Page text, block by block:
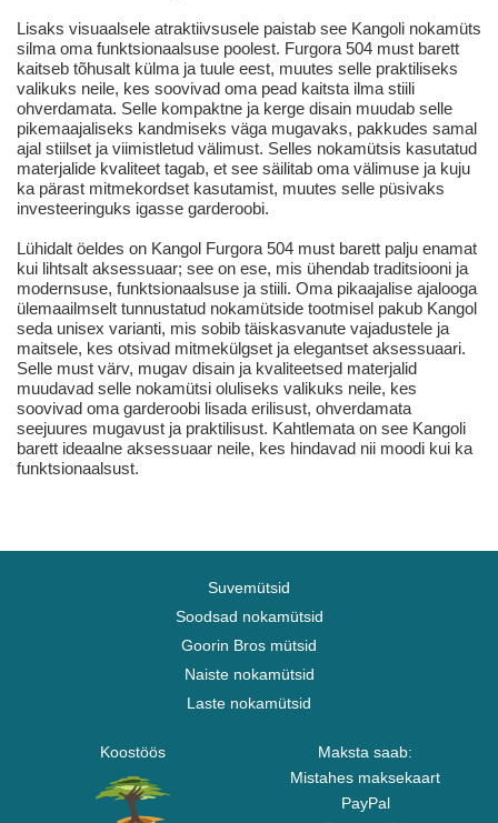
Lisaks visuaalsele atraktiivsusele paistab see Kangoli nokamüts
silma oma funktsionaalsuse poolest. Furgora 504 must barett
kaitseb tõhusalt külma ja tuule eest, muutes selle praktiliseks
valikuks neile, kes soovivad oma pead kaitsta ilma stiili
ohverdamata. Selle kompaktne ja kerge disain muudab selle
pikemaajaliseks kandmiseks väga mugavaks, pakkudes samal
ajal stiilset ja viimistletud välimust. Selles nokamütsis kasutatud
materjalide kvaliteet tagab, et see säilitab oma välimuse ja kuju
ka pärast mitmekordset kasutamist, muutes selle püsivaks
investeeringuks igasse garderoobi.
Lühidalt öeldes on Kangol Furgora 504 must barett palju enamat
kui lihtsalt aksessuaar; see on ese, mis ühendab traditsiooni ja
modernsuse, funktsionaalsuse ja stiili. Oma pikaajalise ajalooga
ülemaailmselt tunnustatud nokamütside tootmisel pakub Kangol
seda unisex varianti, mis sobib täiskasvanute vajadustele ja
maitsele, kes otsivad mitmekülgset ja elegantset aksessuaari.
Selle must värv, mugav disain ja kvaliteetsed materjalid
muudavad selle nokamütsi oluliseks valikuks neile, kes
soovivad oma garderoobi lisada erilisust, ohverdamata
seejuures mugavust ja praktilisust. Kahtlemata on see Kangoli
barett ideaalne aksessuaar neile, kes hindavad nii moodi kui ka
funktsionaalsust.
Suvemütsid
Soodsad nokamütsid
Goorin Bros mütsid
Naiste nokamütsid
Laste nokamütsid
Koostöös
Maksta saab:
Mistahes maksekaart
PayPal